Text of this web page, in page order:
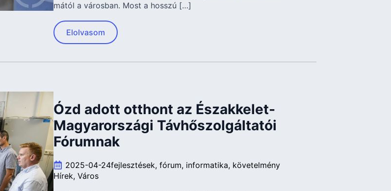
mától a városban. Most a hosszú […]
Elolvasom
Ózd adott otthont az Északkelet-
Magyarországi Távhőszolgáltatói
Fórumnak
2025-04-24fejlesztések fórum informatika követelmény
Hírek Város